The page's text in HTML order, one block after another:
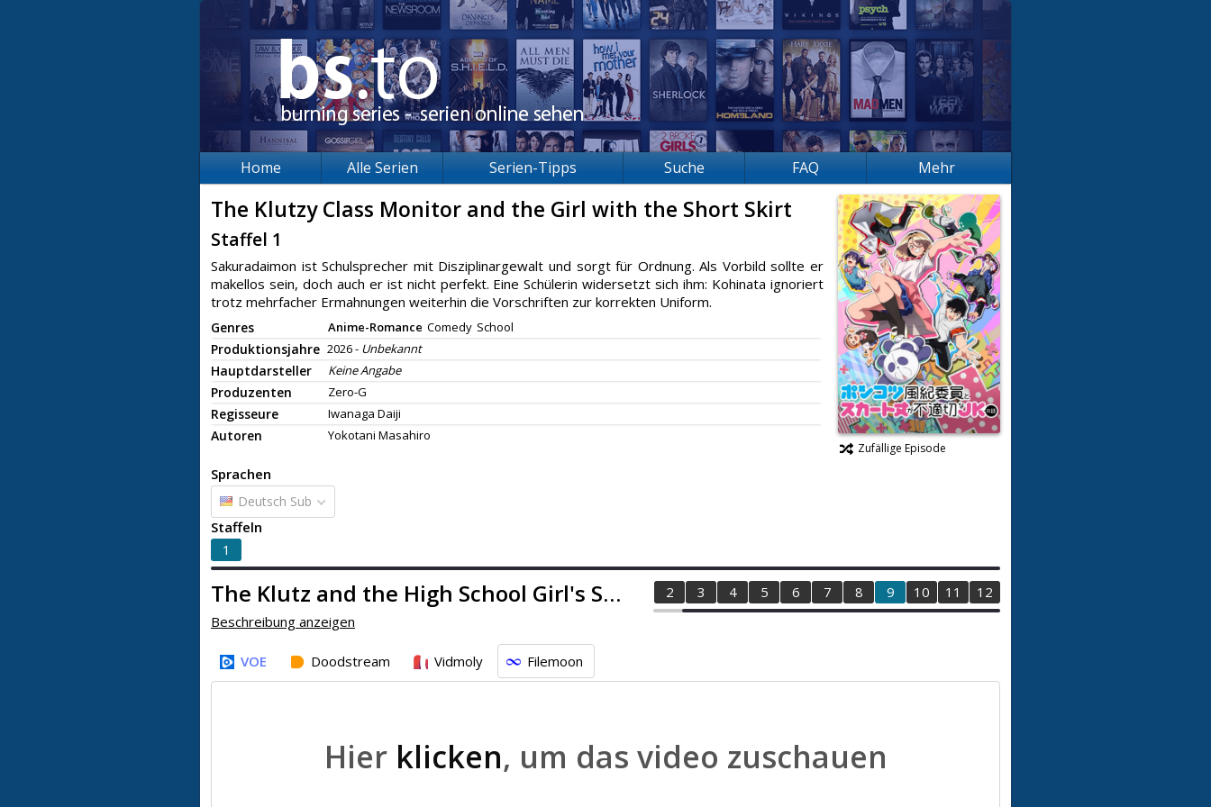
Home Alle Serien Serien-Tipps Suche FAQ Mehr
The Klutzy Class Monitor and the Girl with the Short Skirt
Staffel 1
Sakuradaimon ist Schulsprecher mit Disziplinargewalt und sorgt für Ordnung. Als Vorbild sollte er
makellos sein, doch auch er ist nicht perfekt. Eine Schülerin widersetzt sich ihm: Kohinata ignoriert
trotz mehrfacher Ermahnungen weiterhin die Vorschriften zur korrekten Uniform.
Genres Anime-Romance Comedy School
Produktionsjahre 2026 - Unbekannt
Hauptdarsteller Keine Angabe
Produzenten Zero-G
Regisseure Iwanaga Daiji
Autoren Yokotani Masahiro
Zufällige Episode
Sprachen
Deutsch Sub
Staffeln
1
The Klutz and the High School Girl's Summer Break Plus the Start of Their S ... 2 3 4 5 6 7 8 9 10 11
12
Beschreibung anzeigen
VOE Doodstream Vidmoly Filemoon
Hier klicken, um das video zuschauen